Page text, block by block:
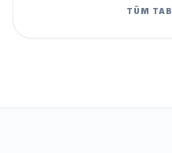
TÜM